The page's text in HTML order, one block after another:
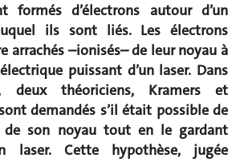
formés d’électrons autour d’un
ils sont liés. Les électrons
arrachés –ionisés– de leur noyau à
puissant d’un laser. Dans
deux théoriciens, Kramers et
demandés s’il était possible de
de son noyau tout en le gardant
laser. Cette hypothèse, jugée